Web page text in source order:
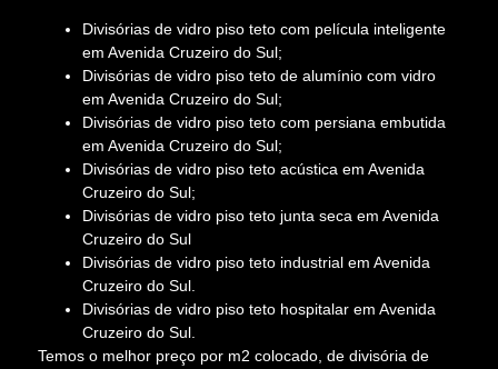
Divisórias de vidro piso teto com película inteligente
em Avenida Cruzeiro do Sul;
Divisórias de vidro piso teto de alumínio com vidro
em Avenida Cruzeiro do Sul;
Divisórias de vidro piso teto com persiana embutida
em Avenida Cruzeiro do Sul;
Divisórias de vidro piso teto acústica em Avenida
Cruzeiro do Sul;
Divisórias de vidro piso teto junta seca em Avenida
Cruzeiro do Sul
Divisórias de vidro piso teto industrial em Avenida
Cruzeiro do Sul.
Divisórias de vidro piso teto hospitalar em Avenida
Cruzeiro do Sul.
Temos o melhor preço por m2 colocado, de divisória de